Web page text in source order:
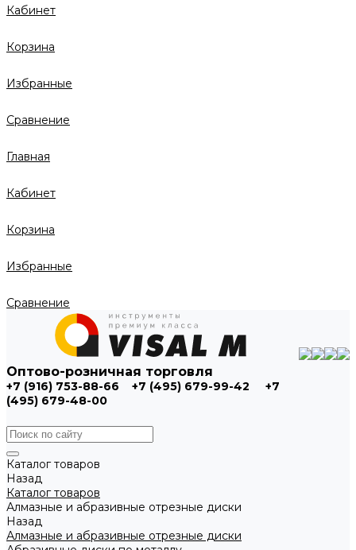
Кабинет
Корзина
Избранные
Сравнение
Главная
Кабинет
Корзина
Избранные
Сравнение
Оптово-розничная торговля
+7 (916) 753-88-66 +7 (495) 679-99-42
+7
(495) 679-48-00
Каталог товаров
Назад
Каталог товаров
Алмазные и абразивные отрезные диски
Назад
Алмазные и абразивные отрезные диски